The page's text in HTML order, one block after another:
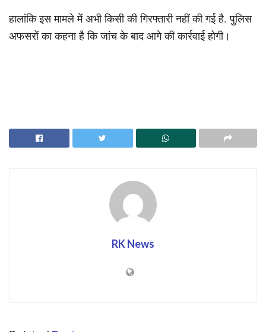
हालांकि इस मामले में अभी किसी की गिरफ्तारी नहीं की गई है. पुलिस
अफसरों का कहना है कि जांच के बाद आगे की कार्रवाई होगी।
RK News